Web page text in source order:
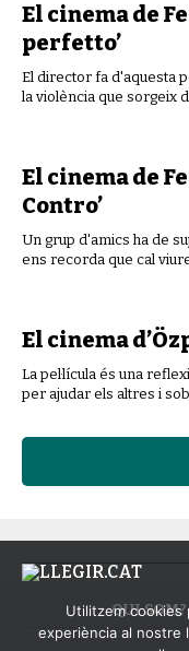
El cinema de
perfetto’
El director fa d'aquesta
la violència que sorgeix
El cinema de
Contro’
Un grup d'amics ha de
ens recorda que cal
El cinema
La pel·lícula és una
per ajudar els altres i
QUI SOM?
Utilitzem cookies
experiència al nostre